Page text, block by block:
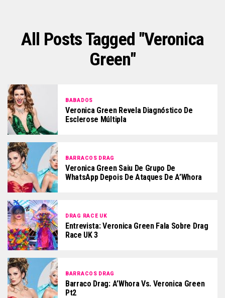
All Posts Tagged "veronica
Green"
BABADOS
Veronica Green Revela Diagnóstico De
Esclerose Múltipla
BARRACOS DRAG
Veronica Green Saiu De Grupo De
WhatsApp Depois De Ataques De A’Whora
DRAG RACE UK
Entrevista: Veronica Green Fala Sobre Drag
Race UK 3
BARRACOS DRAG
Barraco Drag: A’Whora Vs. Veronica Green
Pt2